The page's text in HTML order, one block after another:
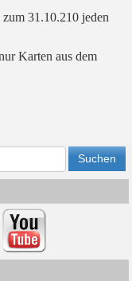
31.10.210 jeden
Karten aus dem
Jahr
Monat